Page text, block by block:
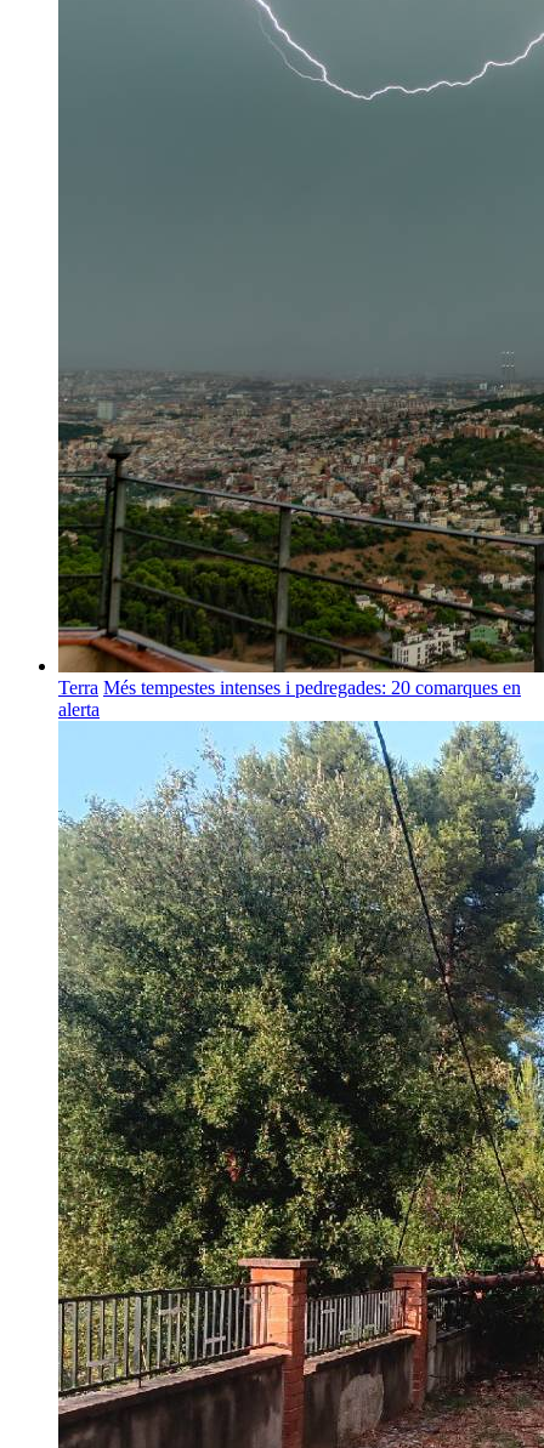
Terra Més tempestes intenses i pedregades: 20 comarques en
alerta